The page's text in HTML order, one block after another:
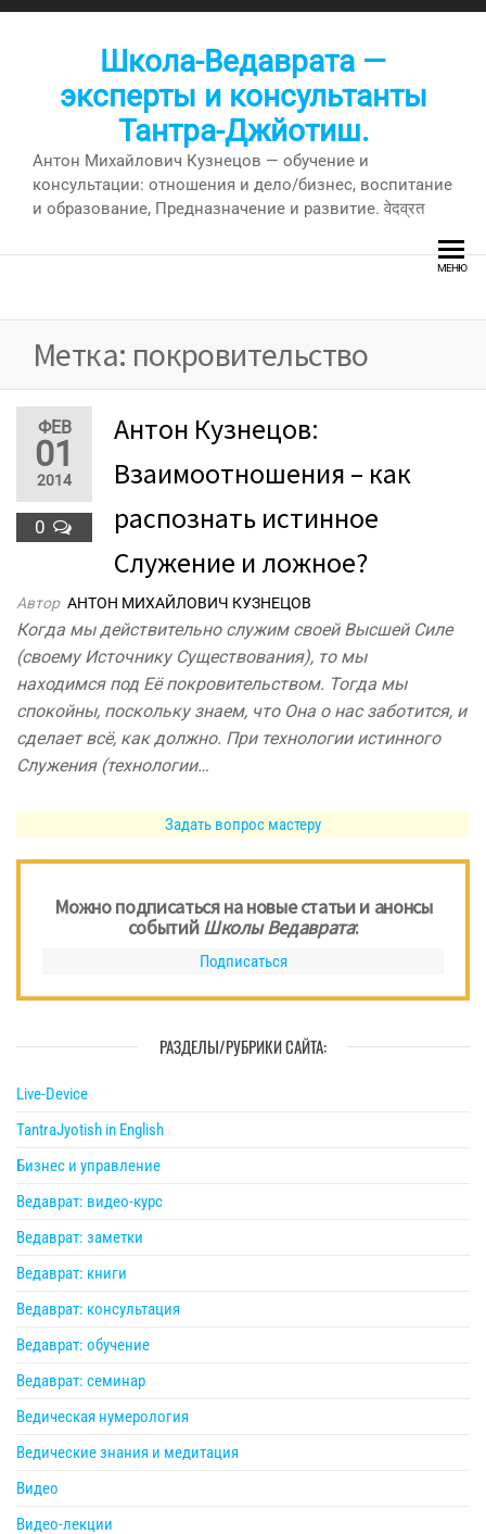
Перейти
Школа-Ведаврата —
эксперты и консультанты
Тантра-Джйотиш.
Антон Михайлович Кузнецов — обучение и
консультации: отношения и дело/бизнес, воспитание
и образование, Предназначение и развитие. वेदव्रत
МЕНЮ
Метка: покровительство
ФЕВ
01
2014
0
Антон Кузнецов:
Взаимоотношения – как
распознать истинное
Служение и ложное?
Автор АНТОН МИХАЙЛОВИЧ КУЗНЕЦОВ
Когда мы действительно служим своей Высшей Силе
(своему Источнику Существования), то мы
находимся под Её покровительством. Тогда мы
спокойны, поскольку знаем, что Она о нас заботится, и
сделает всё, как должно. При технологии истинного
Служения (технологии…
Задать вопрос мастеру
Можно подписаться на новые статьи и анонсы
событийШколы Ведаврата:
Подписаться
РАЗДЕЛЫ/РУБРИКИ САЙТА:
Live-Device
TantraJyotish in English
Бизнес и управление
Ведаврат: видео-курс
Ведаврат: заметки
Ведаврат: книги
Ведаврат: консультация
Ведаврат: обучение
Ведаврат: семинар
Ведическая нумерология
Ведические знания и медитация
Видео
Видео-лекции